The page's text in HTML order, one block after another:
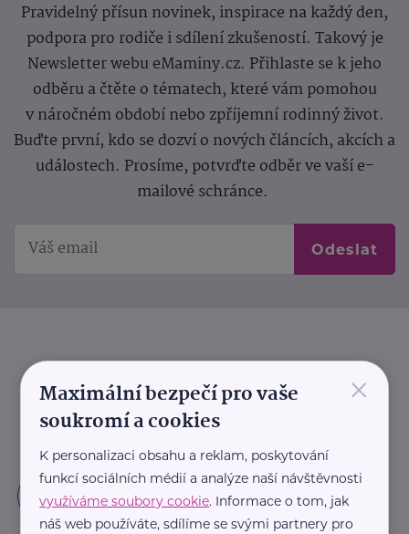
Pravidelný přísun novinek, inspirace na každý den,
podpora pro rodiče i sdílení zkušeností. Takový je
Newsletter webu eMaminy.cz. Přihlaste se k jeho
odběru a čtěte o tématech, které vám pomohou
v náročném období nebo zpříjemní rodinný život.
Buďte první, kdo se dozví o nových článcích, akcích a
událostech. Prosíme, potvrďte odběr ve vaší e-
mailové schránce.
Odeslat
×
Maximální bezpečí pro vaše
soukromí a cookies
K personalizaci obsahu a reklam, poskytování
funkcí sociálních médií a analýze naší návštěvnosti
využíváme soubory cookie. Informace o tom, jak
náš web používáte, sdílíme se svými partnery pro